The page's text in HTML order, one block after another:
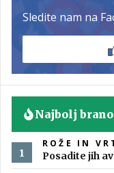
Sledite nam na
Najbolj brano
ROŽE IN
Posadite jih